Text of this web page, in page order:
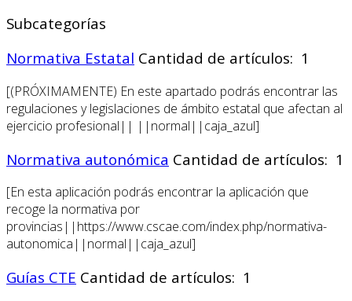
Subcategorías
Normativa Estatal Cantidad de artículos: 1
[(PRÓXIMAMENTE) En este apartado podrás encontrar las
regulaciones y legislaciones de ámbito estatal que afectan al
ejercicio profesional|| ||normal||caja_azul]
Normativa autonómica Cantidad de artículos: 1
[En esta aplicación podrás encontrar la aplicación que
recoge la normativa por
provincias||https://www.cscae.com/index.php/normativa-
autonomica||normal||caja_azul]
Guías CTE Cantidad de artículos: 1